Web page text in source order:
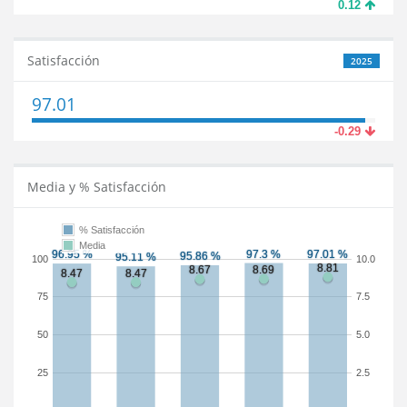
0.12
2025
Satisfacción
97.01
-0.29
Media y % Satisfacción
25
50
75
100
2.5
5.0
7.5
10.0
% Satisfacción
Media